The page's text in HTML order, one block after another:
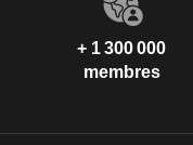
+ 1 300 000
membres